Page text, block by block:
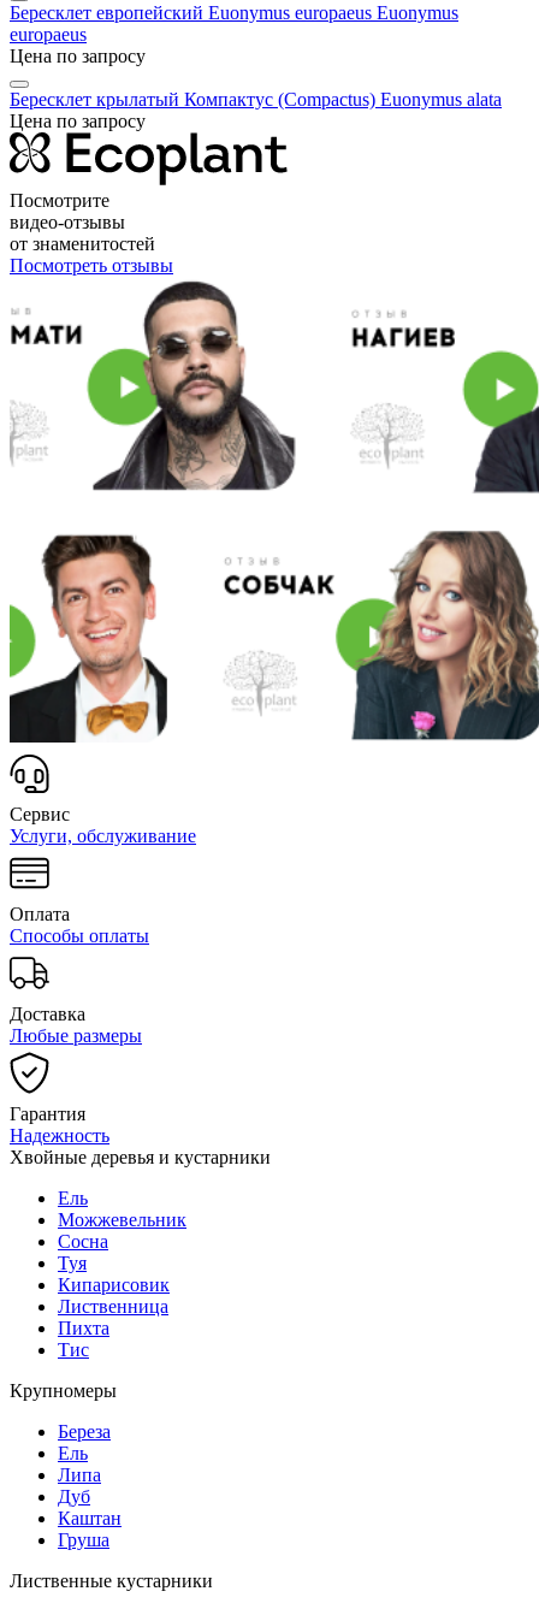
Бересклет европейский Euonymus europaeus Euonymus
europaeus
Цена по запросу
Бересклет крылатый Компактус (Compactus) Euonymus alata
Цена по запросу
Посмотрите
видео-отзывы
от знаменитостей
Посмотреть отзывы
Сервис
Услуги, обслуживание
Оплата
Способы оплаты
Доставка
Любые размеры
Гарантия
Надежность
Хвойные деревья и кустарники
Ель
Можжевельник
Сосна
Туя
Кипарисовик
Лиственница
Пихта
Тис
Крупномеры
Береза
Ель
Липа
Дуб
Каштан
Груша
Лиственные кустарники